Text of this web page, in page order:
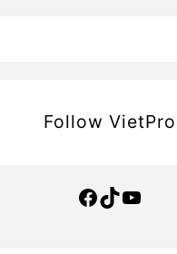
Follow VietPro
Facebook TikTok YouTube